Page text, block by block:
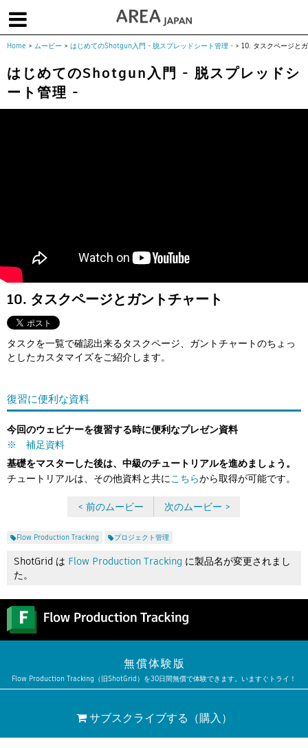
About us
Home > ムービー > はじめてのShotgun入門 - 脱スプレッドシート管理 - > 10. タスクページと
はじめてのShotgun入門 - 脱スプレッドシ
ート管理 -
10. タスクページとガントチャート
タスクを一覧で確認出来るタスクページ、ガントチャートのちょっ
としたカスタマイズをご紹介します。
復習に便利な資料
今回のウェビナーを復習する時に便利なプレゼン資料
※ 補足資料
基礎をマスターした後は、中級のチュートリアルを進めましょう。
チュートリアルは、その他資料と共にこちらから取得が可能です。
< 前のムービー 次のムービー >
Flow Production Tracking プロジェクト管理
ShotGrid は Flow Production Tracking に製品名が変更されまし
た。
無償体験版
Flow Production Tracking（旧ShotGrid）を30日間無償で体験できます。いますぐトライ！
サブスクライブする （購入）